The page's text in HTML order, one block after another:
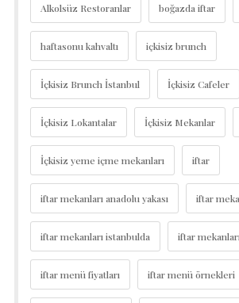
Alkolsüz Restoranlar boğazda iftar
haftasonu kahvaltı içkisiz brunch
İçkisiz Brunch İstanbul İçkisiz Cafeler
İçkisiz Lokantalar İçkisiz Mekanlar
İçkisiz yeme içme mekanları iftar
iftar mekanları anadolu yakası iftar
iftar mekanları istanbulda iftar
iftar menü fiyatları iftar menü örnekleri